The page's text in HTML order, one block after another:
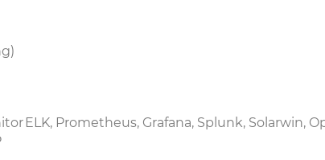
ELK, Prometheus, Grafana, Splunk, Solarwin,